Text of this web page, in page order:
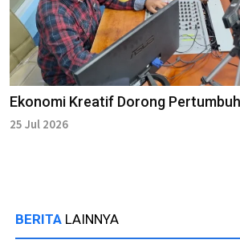
Ekonomi Kreatif Dorong
25 Jul 2026
BERITA LAINNYA